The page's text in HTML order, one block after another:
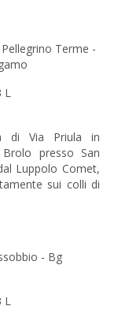
Pellegrino Terme -
L
di Via Priula in
presso San
Luppolo Comet,
sui colli di
- Bg
L